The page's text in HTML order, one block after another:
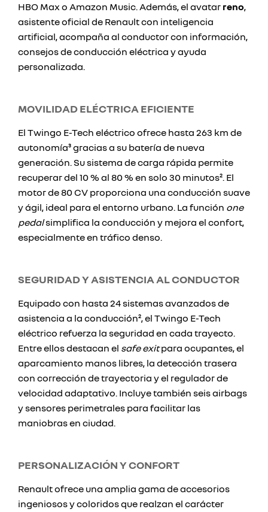
HBO Max o Amazon Music. Además, el avatar reno,
asistente oficial de Renault con inteligencia
artificial, acompaña al conductor con información,
consejos de conducción eléctrica y ayuda
personalizada.
MOVILIDAD ELÉCTRICA EFICIENTE
El Twingo E-Tech eléctrico ofrece hasta 263 km de
autonomía³ gracias a su batería de nueva
generación. Su sistema de carga rápida permite
recuperar del 10 % al 80 % en solo 30 minutos². El
motor de 80 CV proporciona una conducción suave
y ágil, ideal para el entorno urbano. La función one
pedalsimplifica la conducción y mejora el confort,
especialmente en tráfico denso.
SEGURIDAD Y ASISTENCIA AL CONDUCTOR
Equipado con hasta 24 sistemas avanzados de
asistencia a la conducción², el Twingo E-Tech
eléctrico refuerza la seguridad en cada trayecto.
Entre ellos destacan el safe exitpara ocupantes, el
aparcamiento manos libres, la detección trasera
con corrección de trayectoria y el regulador de
velocidad adaptativo. Incluye también seis airbags
y sensores perimetrales para facilitar las
maniobras en ciudad.
PERSONALIZACIÓN Y CONFORT
Renault ofrece una amplia gama de accesorios
ingeniosos y coloridos que realzan el carácter